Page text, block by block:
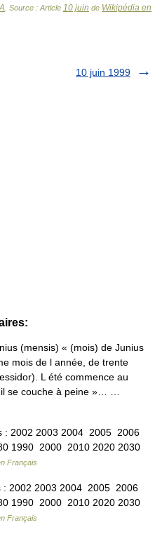
. Source : Article 10 juin de Wikipédia en
10 juin 1999
(mensis) « (mois) de Junius
mois de l année, de trente
L été commence au
se couche à peine »… …
: 2002 2003 2004 2005 2006
1990 2000 2010 2020 2030
Français
: 2002 2003 2004 2005 2006
1990 2000 2010 2020 2030
Français